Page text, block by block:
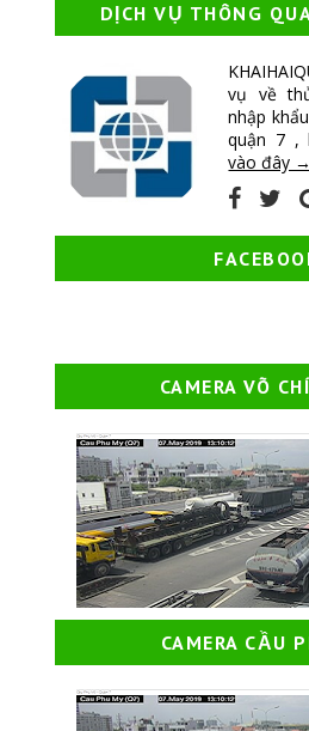
DỊCH VỤ THÔNG
vụ về
nhập
quận 7 ,
vào đây →
CAMERA VÕ
CAMERA CẦU